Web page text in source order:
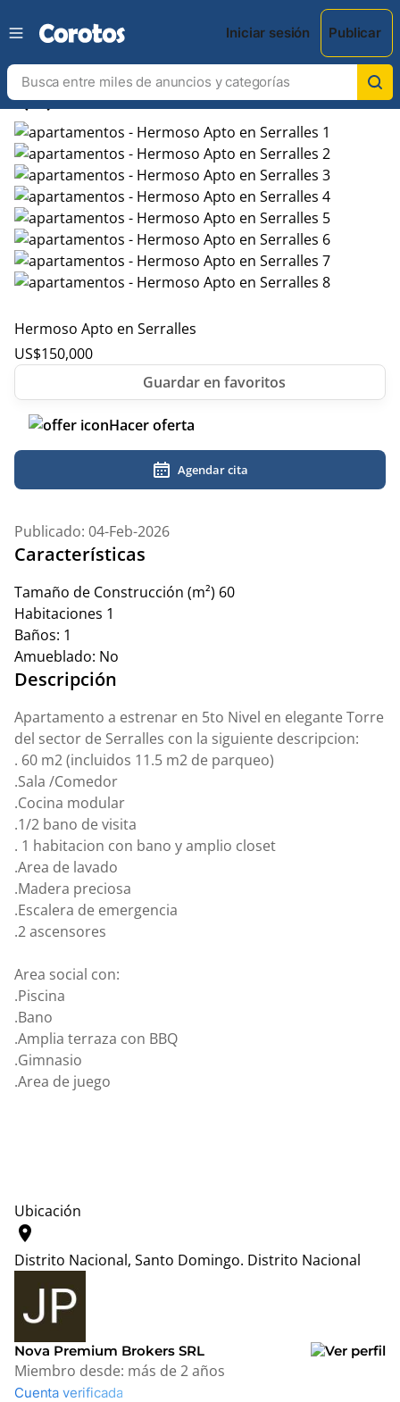
Iniciar sesión Publicar
chevron_leftchevron_right
Hermoso Apto en Serralles
US$150,000
Hacer oferta
Agendar cita
Publicado: 04-Feb-2026
Características
Tamaño de Construcción (m²) 60
Habitaciones 1
Baños: 1
Amueblado: No
Descripción
Apartamento a estrenar en 5to Nivel en elegante Torre
del sector de Serralles con la siguiente descripcion:
. 60 m2 (incluidos 11.5 m2 de parqueo)
.Sala /Comedor
.Cocina modular
.1/2 bano de visita
. 1 habitacion con bano y amplio closet
.Area de lavado
.Madera preciosa
.Escalera de emergencia
.2 ascensores
Area social con:
.Piscina
.Bano
.Amplia terraza con BBQ
.Gimnasio
.Area de juego
Ubicación
location_on
Distrito Nacional, Santo Domingo. Distrito Nacional
+
−
Leaflet|© OpenStreetMap contributors
Nova Premium Brokers SRL
Miembro desde: más de 2 años
Cuenta verificada